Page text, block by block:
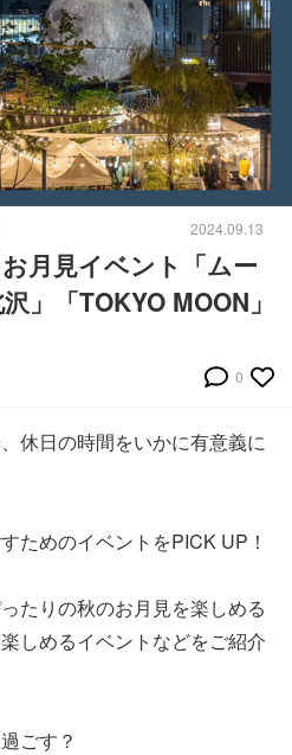
2024.09.13
月見イベント「ムー
」「TOKYO MOON」
0
休日の時間をいかに有意義に
ためのイベントをPICK UP！
たりの秋のお月見を楽しめる
しめるイベントなどをご紹介
ごす？